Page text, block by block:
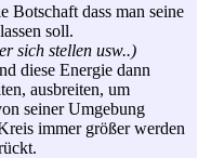
Botschaft dass man seine
soll.
sich stellen usw..)
diese Energie dann
ausbreiten, um
seiner Umgebung
immer größer werden